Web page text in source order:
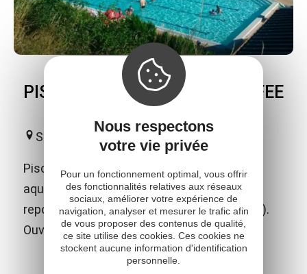
PISCINE DE PLEIN AIR CHAUFFEE
Salmiech
Piscine de plein air chauffée avec jeux
aquatiques pour les enfants et espaces de
repos pour les parents (terrasse et pelouse).
Ouverte l'été.
Nous respectons
votre vie privée
Pour un fonctionnement optimal, vous offrir
des fonctionnalités relatives aux réseaux
sociaux, améliorer votre expérience de
navigation, analyser et mesurer le trafic afin
de vous proposer des contenus de qualité,
ce site utilise des cookies. Ces cookies ne
stockent aucune information d'identification
personnelle.